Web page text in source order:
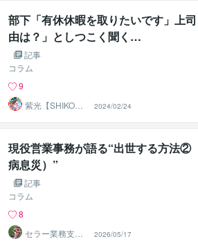
部下「有休休暇を取りたいです」上
由は？」としつこく聞く…
記事
コラム
9
紫光【SHIKO】
遠隔透視鑑定士
2024/02/24
現役営業事務が語る“出世する方法②
病息災）”
記事
コラム
8
セラー業務支援
室
2026/05/17